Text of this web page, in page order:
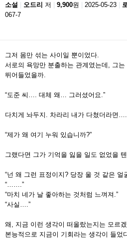
소설 오드리 저 9,900원 2025-05-23
067-7
그저 몸만 섞는 사이일 뿐이었다.
서로의 욕망만 분출하는 관계였는데, 그는
뛰어들었을까.
“도준 씨…. 대체 왜… 그러셨어요.”
다치게 놔두지. 차라리 내가 다쳤더라면….
“제가 왜 여기 누워 있습니까?”
그랬다면 그가 기억을 잃을 일도 없었을 텐
“넌 왜 그런 표정이지? 당장 울 것 같은 얼
“…….”
“마치 네가 날 좋아하는 것처럼 느껴져.”
“사실….”
왜, 지금 이런 생각이 떠올랐는지는 모르
본능적으로 지금이 기회라는 생각이 들었